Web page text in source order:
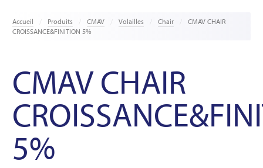
Accueil Produits CMAV Volailles Chair
CMAV CHAIR
CROISSANCE&FINITION 5%
CMAV CHAIR
5%